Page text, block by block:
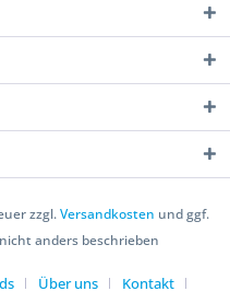
zzgl.Versandkosten und ggf.
anders beschrieben
Über uns
Kontakt